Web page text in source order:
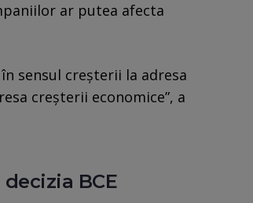
ar putea afecta
sensul creşterii la adresa
creşterii economice”, a
BCE